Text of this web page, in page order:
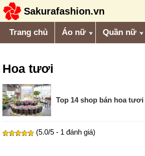
Sakurafashion.vn
Trang chủ Áo nữ Quần nữ
Hoa tươi
Top 14 shop bán hoa
(5.0/5 - 1 đánh giá)